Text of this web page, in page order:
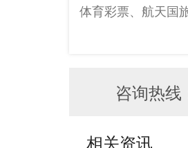
体育彩票、航天国
咨询热线
相关资讯